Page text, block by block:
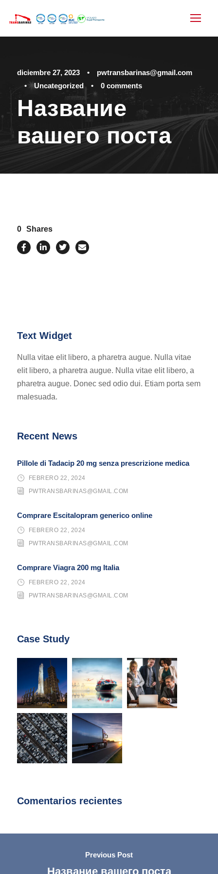
diciembre 27, 2023 •
pwtransbarinas@gmail.com
•
Uncategorized • 0 comments
Название
вашего поста
0 Shares
Text Widget
Nulla vitae elit libero, a pharetra augue. Nulla vitae
elit libero, a pharetra augue. Nulla vitae elit libero, a
pharetra augue. Donec sed odio dui. Etiam porta sem
malesuada.
Recent News
Pillole di Tadacip 20 mg senza prescrizione medica
FEBRERO 22, 2024
PWTRANSBARINAS@GMAIL.COM
Comprare Escitalopram generico online
FEBRERO 22, 2024
PWTRANSBARINAS@GMAIL.COM
Comprare Viagra 200 mg Italia
FEBRERO 22, 2024
PWTRANSBARINAS@GMAIL.COM
Case Study
Comentarios recientes
Previous Post
Название вашего поста